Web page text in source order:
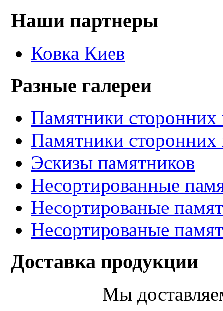
Наши партнеры
Ковка Киев
Разные галереи
Памятники сторонних
Памятники сторонних
Эскизы памятников
Несортированные
Несортированые
Несортированые
Доставка продукции
Мы